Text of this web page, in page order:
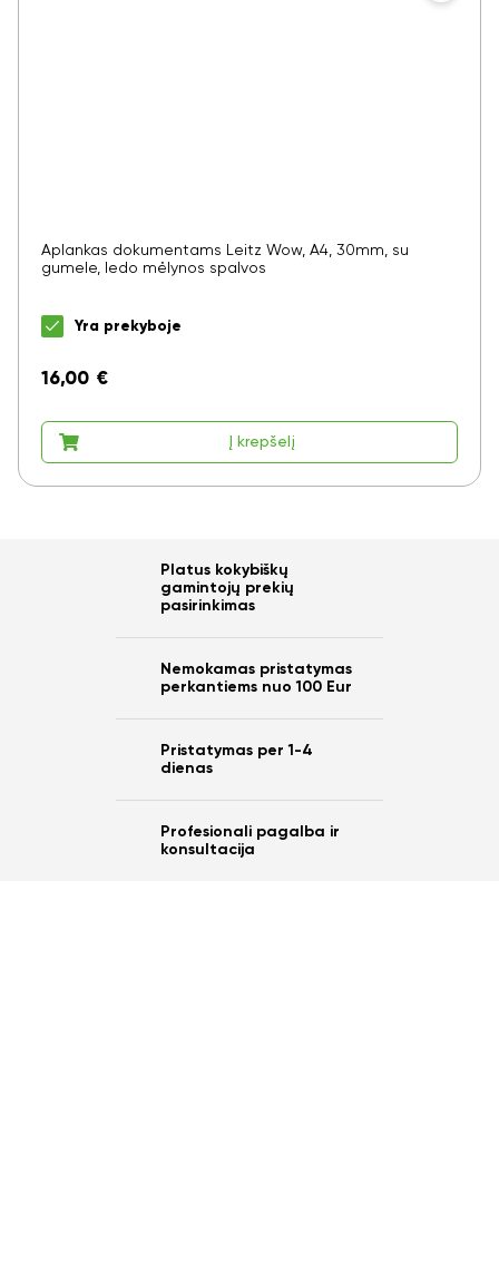
Aplankas dokumentams Leitz Wow, A4, 30mm, su
gumele, ledo mėlynos spalvos
Yra prekyboje
16,00 €
Į krepšelį
Platus kokybiškų
gamintojų prekių
pasirinkimas
Nemokamas pristatymas
perkantiems nuo 100 Eur
Pristatymas per 1-4
dienas
Profesionali pagalba ir
konsultacija